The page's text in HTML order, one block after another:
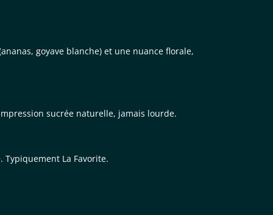
goyave blanche) et une nuance florale,
sucrée naturelle, jamais lourde.
La Favorite.